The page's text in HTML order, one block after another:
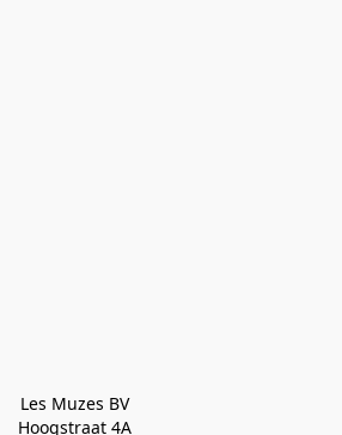
Les Muzes BV
Hoogstraat 4A